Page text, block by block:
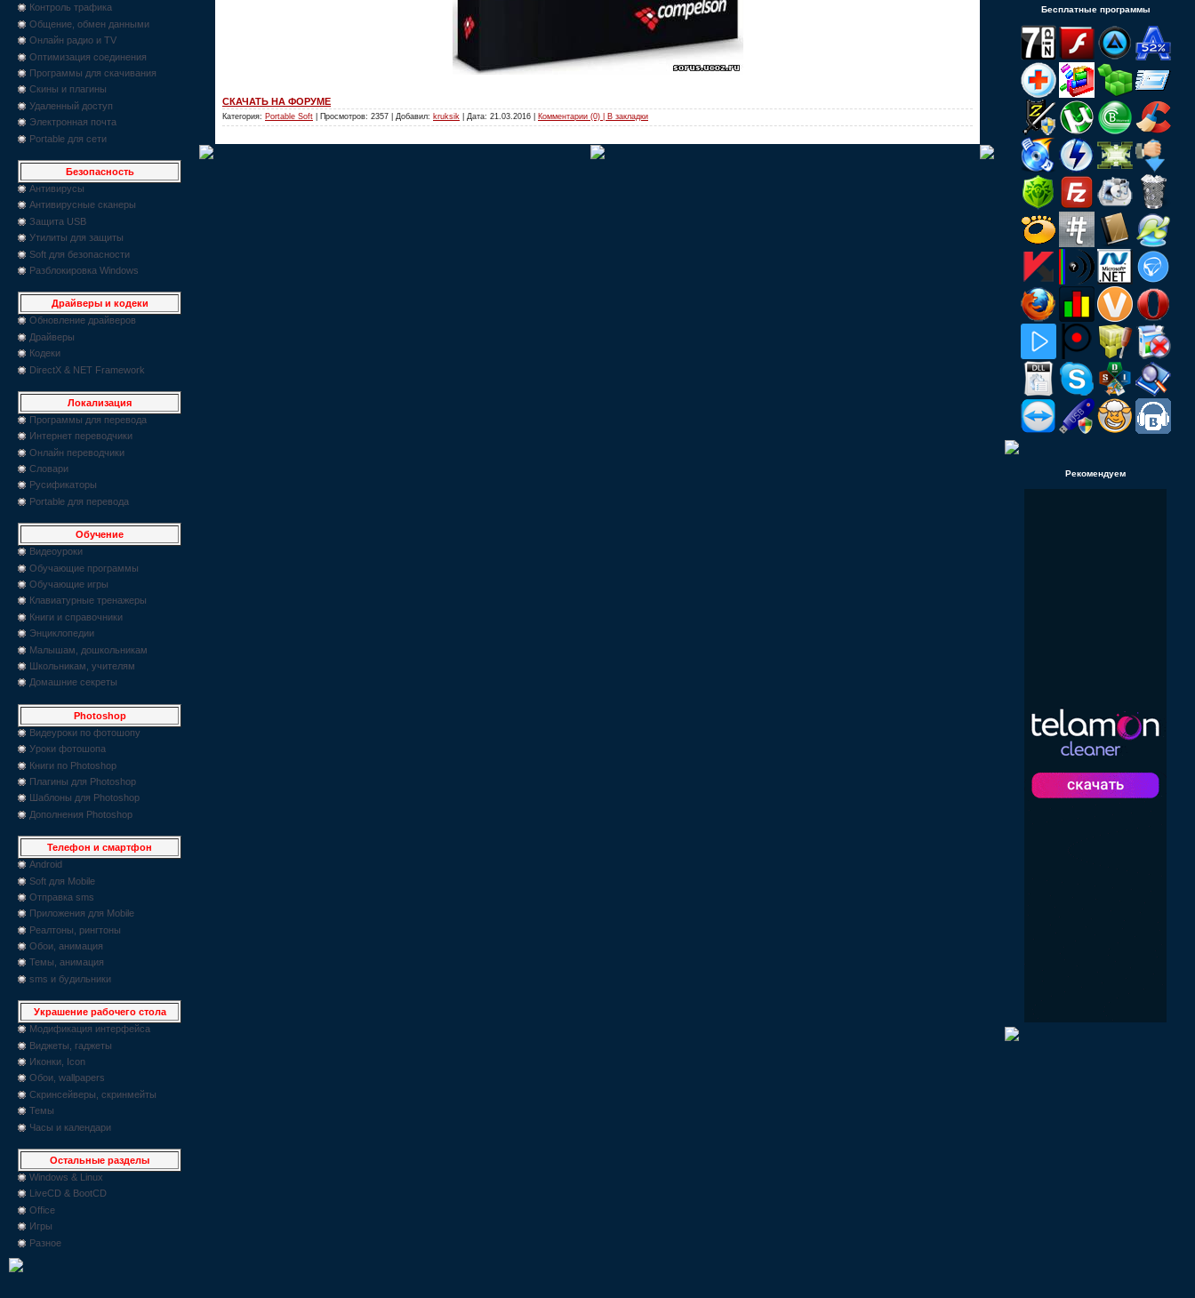
Контроль трафика
Общение, обмен данными
Онлайн радио и TV
Оптимизация соединения
Программы для скачивания
Скины и плагины
Удаленный доступ
Электронная почта
Portable для сети
Безопасность
Антивирусы
Антивирусные сканеры
Защита USB
Утилиты для защиты
Soft для безопасности
Разблокировка Windows
Драйверы и кодеки
Обновление драйверов
Драйверы
Кодеки
DirectX & NET Framework
Локализация
Программы для перевода
Интернет переводчики
Онлайн переводчики
Словари
Русификаторы
Portable для перевода
Обучение
Видеоуроки
Обучающие программы
Обучающие игры
Клавиатурные тренажеры
Книги и справочники
Энциклопедии
Малышам, дошкольникам
Школьникам, учителям
Домашние секреты
Photoshop
Видеуроки по фотошопу
Уроки фотошопа
Книги по Photoshop
Плагины для Photoshop
Шаблоны для Photoshop
Дополнения Photoshop
Телефон и смартфон
Android
Soft для Mobile
Отправка sms
Приложения для Mobile
Реалтоны, рингтоны
Обои, анимация
Темы, анимация
sms и будильники
Украшение рабочего стола
Модификация интерфейса
Виджеты, гаджеты
Иконки, Icon
Обои, wallpapers
Скринсейверы, скринмейты
Темы
Часы и календари
Остальные разделы
Windows & Linux
LiveCD & BootCD
Office
Игры
Разное
СКАЧАТЬ НА ФОРУМЕ
Категория: Portable Soft | Просмотров: 2357 | Добавил: kruksik | Дата: 21.03.2016 Комментарии (0) | В закладки
Бесплатные программы
Рекомендуем